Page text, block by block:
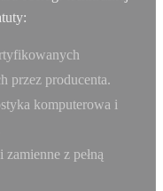
przez producenta.
komputerowa i
z pełną